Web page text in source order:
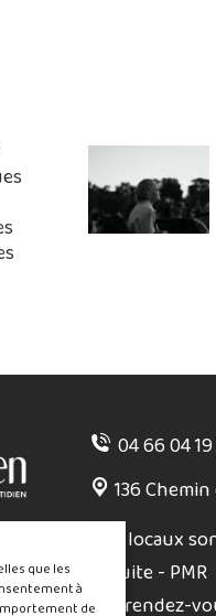
que les
à
de
04 66 04 19
136
Nos locaux
réduite - PMR
Sur rendez-